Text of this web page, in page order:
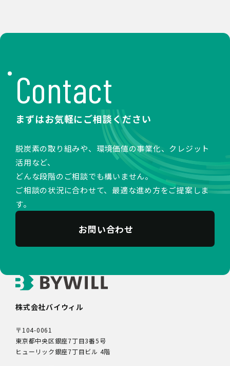
Contact
まずはお気軽にご相談ください
脱炭素の取り組みや、環境価値の事業化、クレジット
活用など、
どんな段階のご相談でも構いません。
ご相談の状況に合わせて、最適な進め方をご提案しま
す。
お問い合わせ
株式会社バイウィル
〒104-0061
東京都中央区銀座7丁目3番5号
ヒューリック銀座7丁目ビル 4階